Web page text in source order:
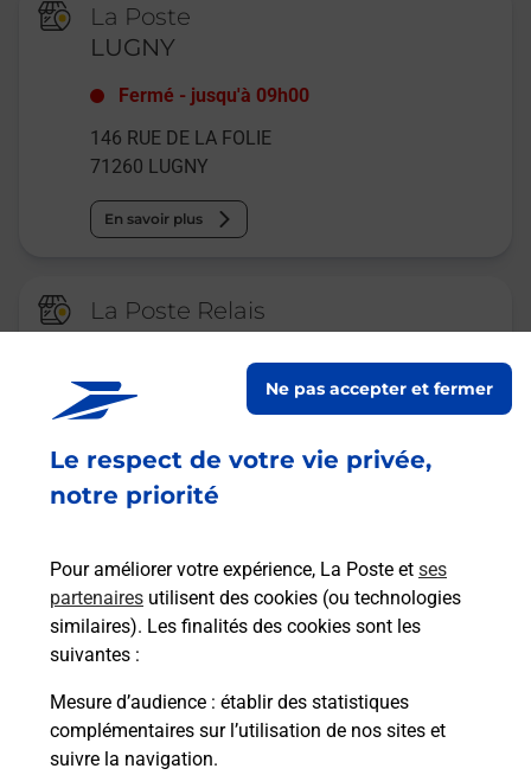
Le respect de votre vie privée,
notre priorité
Pour améliorer votre expérience, La Poste et ses
partenaires utilisent des cookies (ou technologies
similaires). Les finalités des cookies sont les
suivantes :
Mesure d’audience : établir des statistiques
complémentaires sur l’utilisation de nos sites et
suivre la navigation.
Ne pas accepter et fermer
La Poste
LUGNY
Fermé - jusqu'à 09h00
146 RUE DE LA FOLIE
71260 LUGNY
En savoir plus
La Poste Relais
ST GENGOUX SCISSE EPICERIE
jusqu'à 12h30
253 RUE HENRI BOULAY
ALIMENTATION TABAC PRESSE
En savoir plus
Malin !
La Poste
en ligne